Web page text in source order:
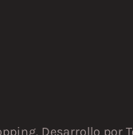
Desarrollo por